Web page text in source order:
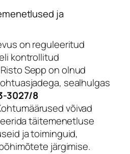
ja
on reguleeritud
kontrollitud
Sepp on olnud
sealhulgas
3027/8
võivad
täitemenetluse
ja toiminguid,
järgimise.